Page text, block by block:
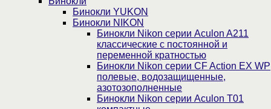
Бинокли YUKON
Бинокли NIKON
Бинокли Nikon серии Aculon A211
классические с постоянной и
переменной кратностью
Бинокли Nikon серии СF Action EX WP
полевые, водозащищенные,
азотозополненные
Бинокли Nikon серии Aculon T01